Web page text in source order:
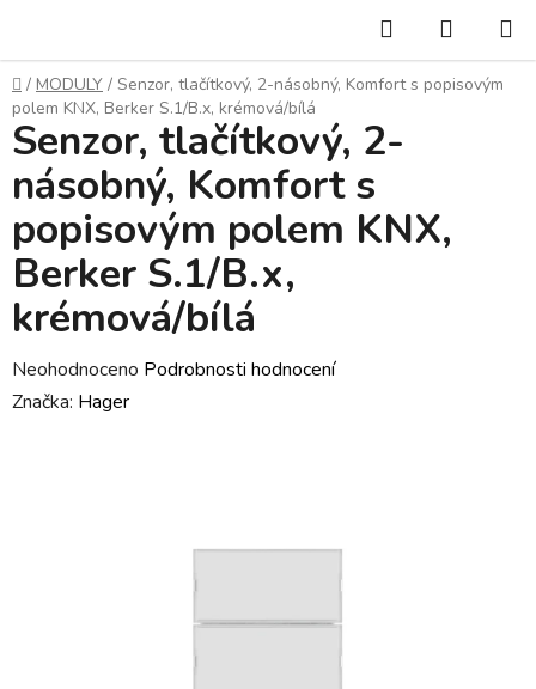
obsah
Hledat
KOŠÍK
Domů
/ MODULY / Senzor, tlačítkový, 2-násobný, Komfort s popisovým
polem KNX, Berker S.1/B.x, krémová/bílá
Senzor, tlačítkový, 2-
násobný, Komfort s
popisovým polem KNX,
Berker S.1/B.x,
krémová/bílá
Průměrné
hodnocení
Neohodnoceno Podrobnosti hodnocení
Značka: Hager